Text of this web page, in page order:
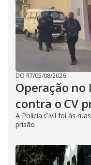
DO R7/05/08/2026
Operação
contra o CV
A Polícia Civil foi às
prisão